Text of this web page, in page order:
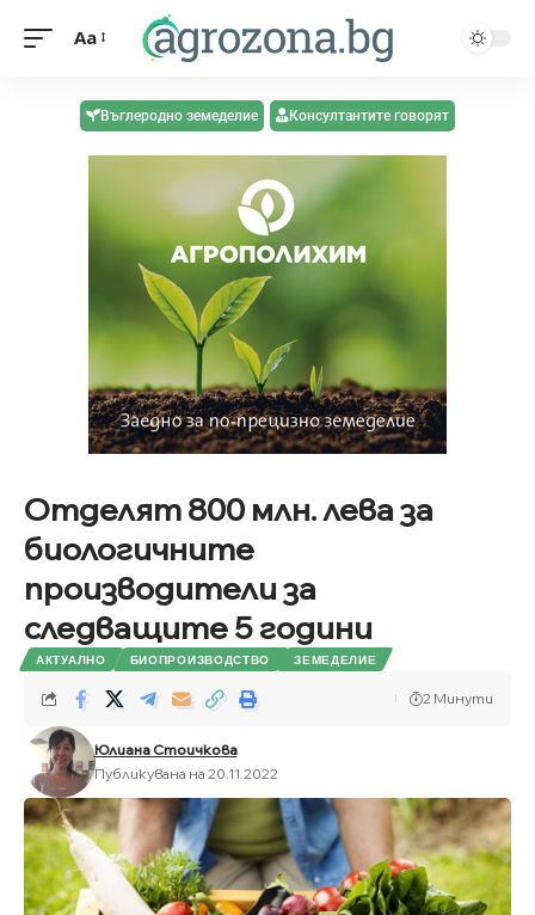
Aa
Въглеродно земеделие Консултантите говорят
Отделят 800 млн. лева за
биологичните
производители за
следващите 5 години
АКТУАЛНО БИОПРОИЗВОДСТВО ЗЕМЕДЕЛИЕ
Юлиана Стоичкова
Публикувана на 20.11.2022
2 Минути